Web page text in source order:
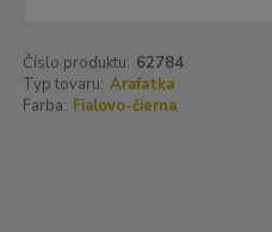
Číslo produktu: 62784
Typ tovaru: Arafatka
Farba: Fialovo-čierna